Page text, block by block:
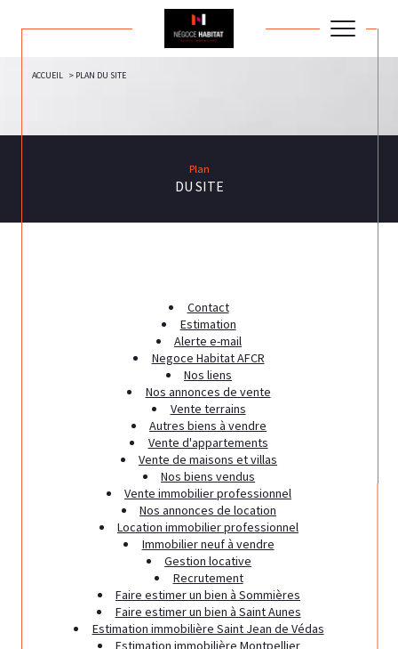
ACCUEIL PLAN DU SITE
Plan
DU SITE
Contact
Estimation
Alerte e-mail
Negoce Habitat AFCR
Nos liens
Nos annonces de vente
Vente terrains
Autres biens à vendre
Vente d'appartements
Vente de maisons et villas
Nos biens vendus
Vente immobilier professionnel
Nos annonces de location
Location immobilier professionnel
Immobilier neuf à vendre
Gestion locative
Recrutement
Faire estimer un bien à Sommières
Faire estimer un bien à Saint Aunes
Estimation immobilière Saint Jean de Védas
Estimation immobilière Montpellier